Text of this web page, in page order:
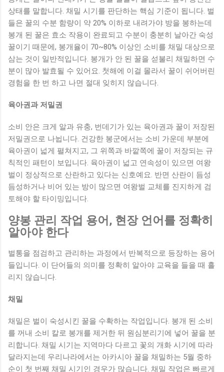
상태를 말합니다. 채밀 시기를 판단하는 핵심 기준이 됩니다. 벌
들은 꿀의 수분 함량이 약 20% 이하로 내려가야 방을 봉하는데
봉개 된 꿀은 효소 작용이 완료되고 수분이 충분히 날아간 숙성
꿀이기 때문에, 봉개율이 70~80% 이상인 소비를 채밀 대상으로
삼는 것이 일반적입니다. 봉개가 안 된 꿀을 섣불리 채밀하면 수
분이 많아 발효될 수 있어요. 첫해에 이걸 몰라서 꿀이 쉬어버린
경험을 한 번 하고 나면 절대 잊히지 않습니다.
육아권과 저밀권
소비 안은 크게 알과 유충, 번데기가 있는 육아권과 꿀이 저장된
저밀권으로 나뉩니다. 건강한 봉군에서는 소비 가운데 부분에
육아권이 넓게 펼쳐지고, 그 위쪽과 바깥쪽에 꿀이 저장되는 규
칙적인 패턴이 보입니다. 육아권이 넓고 연속성이 있으면 여왕
벌이 정상적으로 산란하고 있다는 신호예요. 반면 산란이 듬성
듬성하거나 비어 있는 방이 많으면 여왕벌 교체를 진지하게 검
토해야 할 타이밍입니다.
양봉 관리 작업 용어, 현장 언어를 정확히
알아야 한다
벌통을 점검하고 관리하는 과정에서 반복적으로 등장하는 용어
들입니다. 이 단어들의 의미를 정확히 알아야 교육을 들을 때 흘
리지 않습니다.
채밀
채밀은 벌이 숙성시킨 꿀을 수확하는 작업입니다. 봉개 된 소비
를 꺼내 소비 칼로 봉개를 제거한 뒤 원심분리기에 넣어 꿀을 분
리합니다. 채밀 시기는 지역마다 다르고 꽃의 개화 시기에 따라
달라지는데 우리나라에서는 아카시아 꿀을 채밀하는 5월 중하
순이 첫 번째 채밀 시기인 경우가 많습니다. 채밀 작업은 빠르게